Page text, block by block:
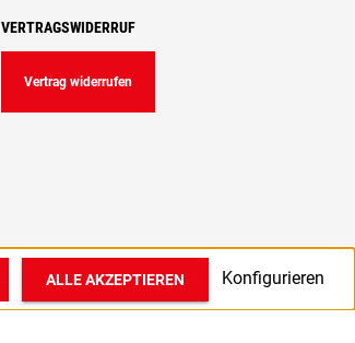
VERTRAGSWIDERRUF
Vertrag widerrufen
Konfigurieren
ALLE AKZEPTIEREN